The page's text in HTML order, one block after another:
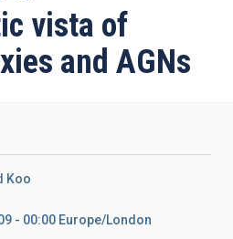
vista of
and AGNs
Koo
- 00:00 Europe/London